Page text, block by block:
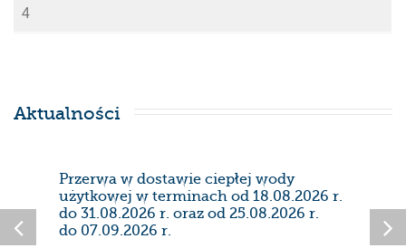
4
Aktualności
Przerwa w dostawie ciepłej wody
użytkowej w terminach od 18.08.2026 r.
do 31.08.2026 r. oraz od 25.08.2026 r.
do 07.09.2026 r.